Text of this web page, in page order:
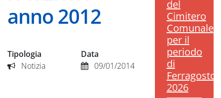
anno 2012
Tipologia
Notizia
Data
09/01/2014
del
Cimitero
Comunale
per il
periodo
di
Ferragosto
2026